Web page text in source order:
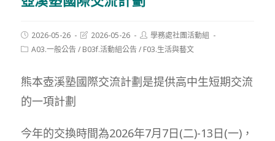
Post
published:
2026-05-26
Post
modified:
2026-05-26
Post
author:
學務處社團活動組
PostA03.一般公告/ B03f.活動組公告/ F03.生活與藝文
熊本壺溪塾國際交流計劃是提供高中生短期交流
的一項計劃
今年的交換時間為2026年7月7日(二)-13日(一)，